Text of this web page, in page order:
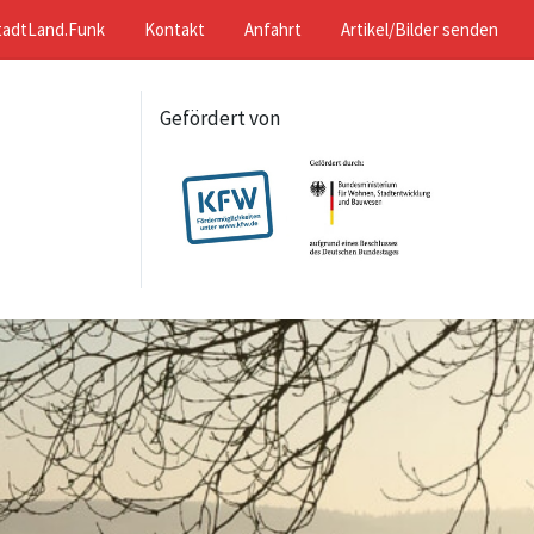
Kontakt Anfahrt Artikel/Bilder senden
Gefördert von